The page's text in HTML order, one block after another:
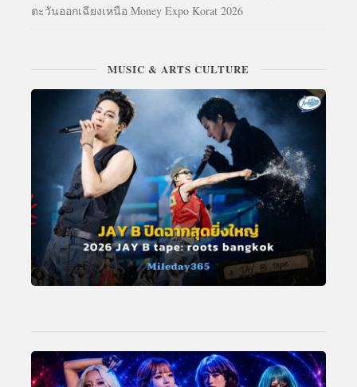
ตะวันออกเฉียงเหนือ Money Expo Korat 2026
MUSIC & ARTS CULTURE